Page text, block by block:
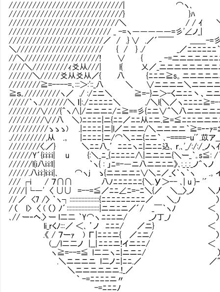
/////////////////////////////| ⌒ヽ､
/////////////////////////////} }ﾊ
////////////////////////////＼ / / ｲ
////////////////////////// _ -=ヽ―――――=彡'∠ノ
////////////////////////／ / .} ∨ .／´￣￣ ＿＿-
＼////////////////////// { / } ./ _／ﾆﾆﾆﾆﾆﾆ
//＼///////////////////! ∨ { _ -=ニニニニニﾆﾆﾆ
////＼/////////ｨ爻从///| l{ 乂／_ニニニニニニニニ
//////＼/////爻从爻从／{ 八 {ﾆﾆニ≧s。ニニニニ
////////≧=----=､:::＞:'::_八 ＼ ∨ニニニニ＼ニニ
≧ｓ｡/////////ヽ／ ./ :/ﾆニ＼ ≧=-}ニ＞-くニﾆﾆ丶、ニ
/////｀ヽ.///////＼ ｌ|:./ﾆﾆﾆﾆﾆ＼ ./＼l{＼／
////////∨///{＾ヽ∧|/ニニニﾆ/ﾆ≧==彡{ﾆニ∨＾＼八
/////////∨/八 ＼)ﾆﾆﾆﾆ|ニ{ﾆﾆ／ﾆﾆ从ﾆニ.≧=≦
//////////ゝゝゝ) .|ﾆﾆﾆﾆ|ニ|l／ニニニ/＼ニニニニ
./////////,从 .。 |ﾆﾆﾆﾆ|ニ/⌒＼ﾆニ{ﾆニ` ､-====-u'´.苡ア
////////〈.／} ＼ﾆﾆ八_′ﾆﾆﾆヽﾆ|ニﾆﾆ込､ ｒ.､'_/:/:/_ノヽｲﾆ_
//////Y´{i:i:i:i| u {:＼_ﾆ_{ﾆﾆﾆﾆﾆ∧|ニニﾆニ{＼ー_｀｡s≦: /｀
//////l{i八i:i:ｌ| ｀ヽ{ : 」ﾆ=-―ニ八ニニﾆニ》､:_:_:_
/////.八i:i:}i:i:i|､ ⌒ヽｊ ゝ{ニニニニﾆ∨＼ﾆ／_く｀
/// ┌i / ７∩∩ 八ﾉﾆﾆﾆﾆﾆﾆ{＼.У＞-- ､| u }
//// |└―' 〈 ∪∪ =--=≦／ﾆﾆ∠ﾆ=-ﾆ＼{／ ＼__〉_ノ ＼人_人
// ／ <7 /〉 ｀ヽ┐::::::::::::::::::::{ﾆﾆﾆﾆﾆﾆﾆﾆﾆ／ ＼_ﾉ
/ （ l> 〈 ( （） ﾉ´ ::::::::::::::::::::::|ニニﾆニ／´/ _￣｀ヽﾉ
､// ー‐ヘ.〉 ー l二二 ｀Y⌒ヽ ﾆﾆﾆニ/ _ノ丁_ﾉ ）.
li_rくﾉ::: ／ ＜､ ’ノ ﾆﾆﾆ/ ／ニ} ＜ 0.
.《 / ７ーｧ ) Γ|ﾆﾆﾆニ{ ／ﾆニ/ ）
(__/l二二ノ |__| ﾆﾆﾆニ!イニﾆﾆ/ ＜ (⌒⌒)
ヽ≧=--=≦ l二二ヽﾆ|ニニﾆ/ ） ＼
.＼ニニニニ l二ノ ﾆ|ﾆﾆ.／ ／
＼ニニニニニニ.!_／
` -=ﾆﾆﾆﾆニ〃
-=ﾆﾆﾆﾉ